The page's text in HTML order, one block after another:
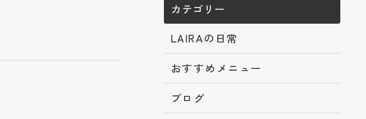
カテゴリー
LAIRAの日常
おすすめメニュー
ブログ